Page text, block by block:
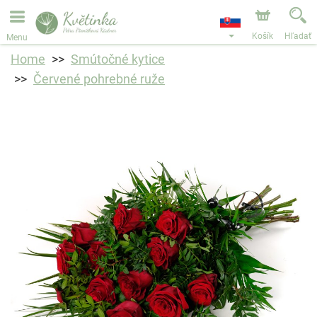
Objednávky prijímame prostredníctvom nášho e-shopu.
Najskorší možný termín doručenia je od 11.8.2026 z
dôvodu dovolenky.
Menu Košík Hľadať
Home
Smútočné kytice
Červené pohrebné ruže